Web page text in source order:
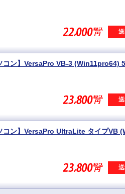
コン】VersaPro VB-3 (Win11pro64)